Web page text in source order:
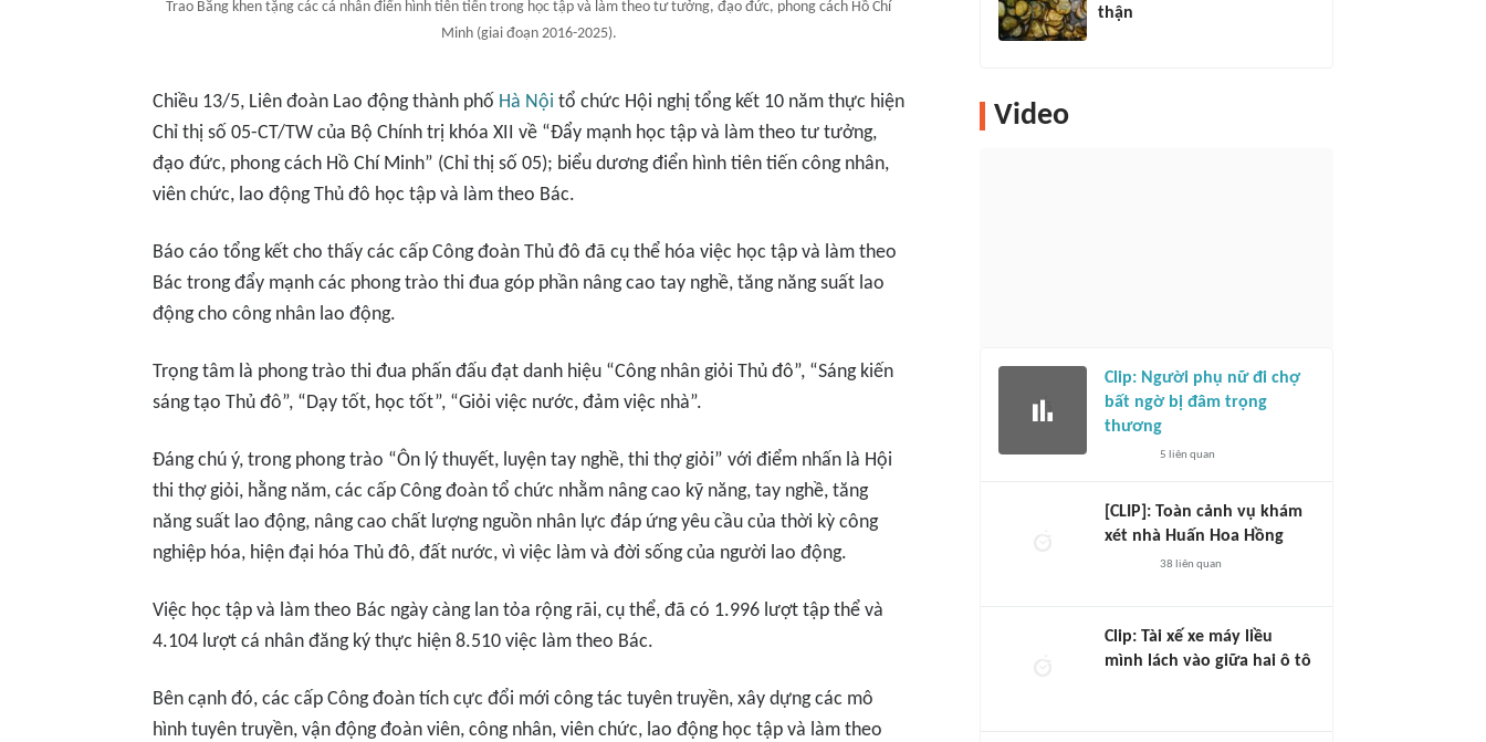
Trao Bằng khen tặng các cá nhân điển hình tiên tiến trong học tập và làm theo tư tưởng, đạo đức, phong cách Hồ Chí
Minh (giai đoạn 2016-2025).
Chiều 13/5, Liên đoàn Lao động thành phố Hà Nội tổ chức Hội nghị tổng kết 10 năm thực hiện
Chỉ thị số 05-CT/TW của Bộ Chính trị khóa XII về “Đẩy mạnh học tập và làm theo tư tưởng,
đạo đức, phong cách Hồ Chí Minh” (Chỉ thị số 05); biểu dương điển hình tiên tiến công nhân,
viên chức, lao động Thủ đô học tập và làm theo Bác.
Báo cáo tổng kết cho thấy các cấp Công đoàn Thủ đô đã cụ thể hóa việc học tập và làm theo
Bác trong đẩy mạnh các phong trào thi đua góp phần nâng cao tay nghề, tăng năng suất lao
động cho công nhân lao động.
Trọng tâm là phong trào thi đua phấn đấu đạt danh hiệu “Công nhân giỏi Thủ đô”, “Sáng kiến
sáng tạo Thủ đô”, “Dạy tốt, học tốt”, “Giỏi việc nước, đảm việc nhà”.
Đáng chú ý, trong phong trào “Ôn lý thuyết, luyện tay nghề, thi thợ giỏi” với điểm nhấn là Hội
thi thợ giỏi, hằng năm, các cấp Công đoàn tổ chức nhằm nâng cao kỹ năng, tay nghề, tăng
năng suất lao động, nâng cao chất lượng nguồn nhân lực đáp ứng yêu cầu của thời kỳ công
nghiệp hóa, hiện đại hóa Thủ đô, đất nước, vì việc làm và đời sống của người lao động.
Việc học tập và làm theo Bác ngày càng lan tỏa rộng rãi, cụ thể, đã có 1.996 lượt tập thể và
4.104 lượt cá nhân đăng ký thực hiện 8.510 việc làm theo Bác.
Bên cạnh đó, các cấp Công đoàn tích cực đổi mới công tác tuyên truyền, xây dựng các mô
hình tuyên truyền, vận động đoàn viên, công nhân, viên chức, lao động học tập và làm theo
thận
Video
Clip: Người phụ nữ đi chợ
bất ngờ bị đâm trọng
thương
5 liên quan
[CLIP]: Toàn cảnh vụ khám
xét nhà Huấn Hoa Hồng
38 liên quan
Clip: Tài xế xe máy liều
mình lách vào giữa hai ô tô